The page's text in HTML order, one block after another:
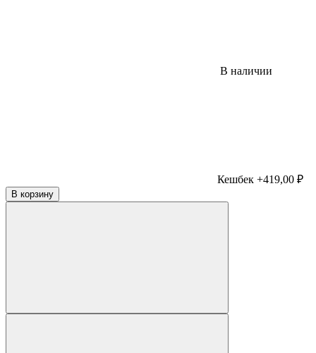
В наличии
Кешбек +419,00 ₽
В корзину